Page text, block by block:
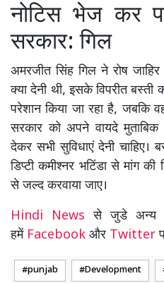
नोटिस भेज कर
सरकार: गिल
अमरजीत सिंह गिल ने रोष
क्या देनी थी, इसके विपरीत
परेशान किया जा रहा है, जबकि
सरकार को अपने वायदे
देकर सभी सुविधाएं देनी चाहिए।
डिप्टी कमीश्नर भटिंडा से मांग
से जल्द करवाया जाए।
Hindi Newsसे जुडे अन्य
हमें Facebook और Twitter
punjab Development